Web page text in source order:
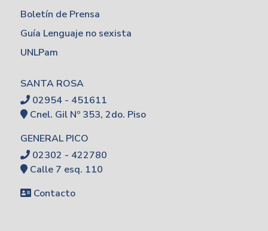
Boletín de Prensa
Guía Lenguaje no sexista
UNLPam
SANTA ROSA
02954 - 451611
Cnel. Gil Nº 353, 2do. Piso
GENERAL PICO
02302 - 422780
Calle 7 esq. 110
Contacto